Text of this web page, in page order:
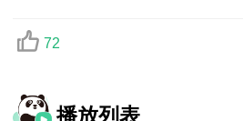
72
播放列表